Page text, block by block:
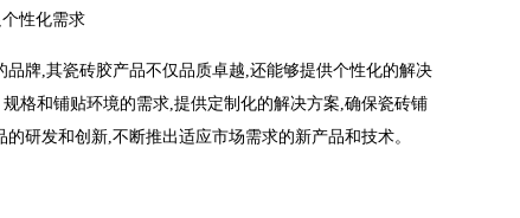
性化需求
牌,其瓷砖胶产品不仅品质卓越,还能够提供个性化的解决
格和铺贴环境的需求,提供定制化的解决方案,确保瓷砖铺
研发和创新,不断推出适应市场需求的新产品和技术。